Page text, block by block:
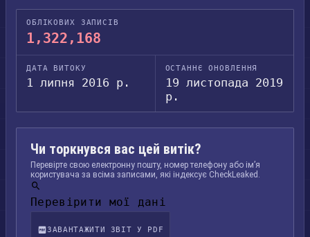
ОБЛІКОВИХ ЗАПИСІВ
1,322,168
ДАТА ВИТОКУ
1 липня 2016 р.
ОСТАННЄ ОНОВЛЕННЯ
19 листопада 2019
р.
Чи торкнувся вас цей витік?
Перевірте свою електронну пошту, номер телефону або ім’я
користувача за всіма записами, які індексує CheckLeaked.
Перевірити мої дані
ЗАВАНТАЖИТИ ЗВІТ У PDF